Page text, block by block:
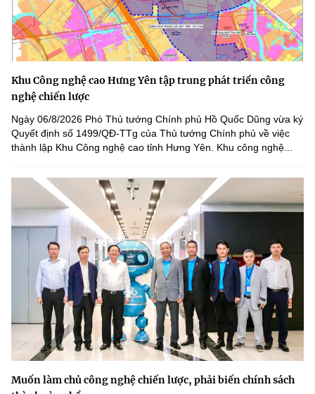
Khu Công nghệ cao Hưng Yên tập trung phát triển công
nghệ chiến lược
Ngày 06/8/2026 Phó Thủ tướng Chính phủ Hồ Quốc Dũng vừa ký
Quyết định số 1499/QĐ-TTg của Thủ tướng Chính phủ về việc
thành lập Khu Công nghệ cao tỉnh Hưng Yên. Khu công nghệ...
Muốn làm chủ công nghệ chiến lược, phải biến chính sách